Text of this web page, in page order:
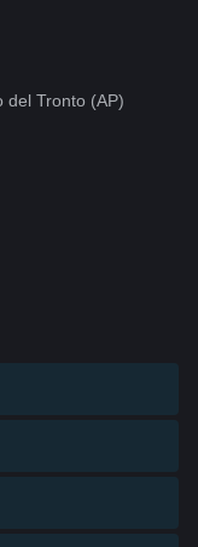
del Tronto (AP)